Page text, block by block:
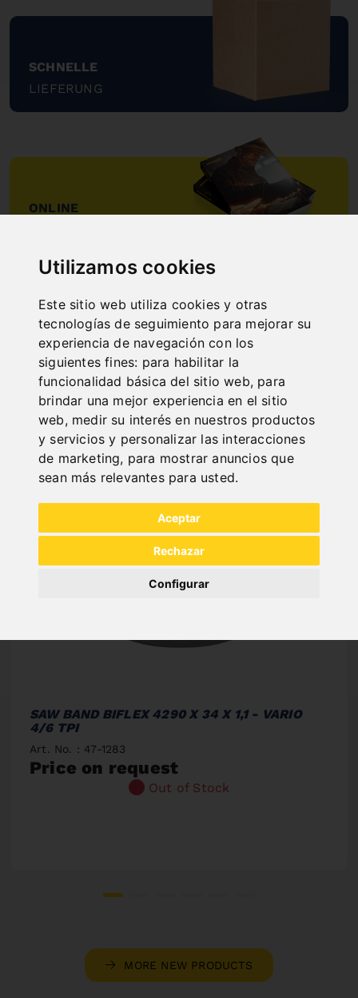
Utilizamos cookies
Este sitio web utiliza cookies y otras
tecnologías de seguimiento para mejorar su
experiencia de navegación con los
siguientes fines: para habilitar la
funcionalidad básica del sitio web, para
brindar una mejor experiencia en el sitio
web, medir su interés en nuestros productos
y servicios y personalizar las interacciones
de marketing, para mostrar anuncios que
sean más relevantes para usted.
Aceptar
Rechazar
Configurar
SCHNELLE
LIEFERUNG
"
ONLINE
NEW PRODUCTS
SAW BAND BIFLEX 4290 X 34 X 1,1 - VARIO
4/6 TPI
Art. No. : 47-1283
Price on request
Out of Stock
MORE NEW PRODUCTS